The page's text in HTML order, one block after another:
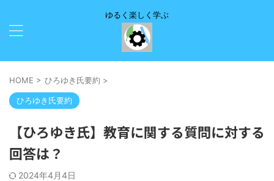
ゆるく楽しく学ぶ
HOME > ひろゆき氏要約 >
ひろゆき氏要約
【ひろゆき氏】教育に関する質問に対する
回答は？
2024年4月4日